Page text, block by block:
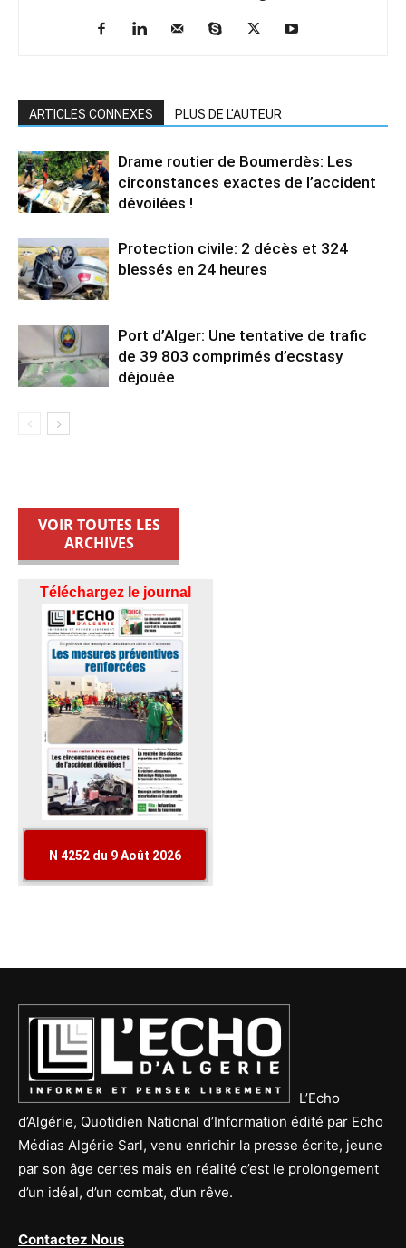
ARTICLES CONNEXES PLUS DE L'AUTEUR
Drame routier de Boumerdès: Les
circonstances exactes de l’accident
dévoilées !
Protection civile: 2 décès et 324
blessés en 24 heures
Port d’Alger: Une tentative de trafic
de 39 803 comprimés d’ecstasy
déjouée
VOIR TOUTES LES
ARCHIVES
L’Echo
d’Algérie, Quotidien National d’Information édité par Echo
Médias Algérie Sarl, venu enrichir la presse écrite, jeune
par son âge certes mais en réalité c’est le prolongement
d’un idéal, d’un combat, d’un rêve.
Contactez Nous